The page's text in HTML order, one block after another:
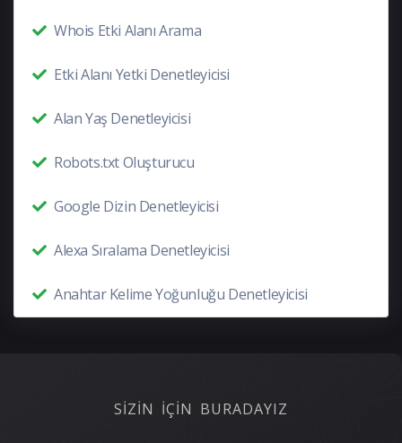
Whois Etki Alanı Arama
Etki Alanı Yetki Denetleyicisi
Alan Yaş Denetleyicisi
Robots.txt Oluşturucu
Google Dizin Denetleyicisi
Alexa Sıralama Denetleyicisi
Anahtar Kelime Yoğunluğu Denetleyicisi
SİZİN İÇİN BURADAYIZ